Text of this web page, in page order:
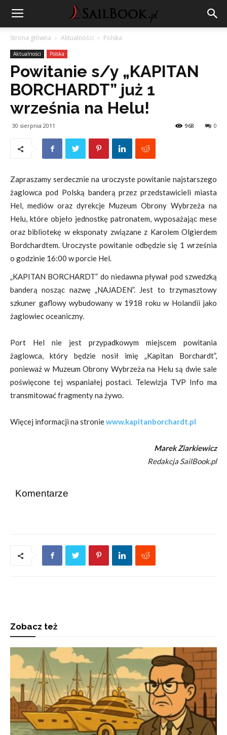
Strona główna Aktualności Polska
Aktualności Polska
Powitanie s/y „KAPITAN
BORCHARDT” już 1
września na Helu!
30 sierpnia 2011 0
968
Zapraszamy serdecznie na uroczyste powitanie najstarszego
żaglowca pod Polską banderą przez przedstawicieli miasta
Hel, mediów oraz dyrekcje Muzeum Obrony Wybrzeża na
Helu, które objeło jednostkę patronatem, wyposażając mese
oraz bibliotekę w eksponaty związane z Karolem Olgierdem
Bordchardtem. Uroczyste powitanie odbędzie się 1 września
o godzinie 16:00 w porcie Hel.
„KAPITAN BORCHARDT” do niedawna pływał pod szwedzką
banderą nosząc nazwę „NAJADEN”. Jest to trzymasztowy
szkuner gaflowy wybudowany w 1918 roku w Holandii jako
żaglowiec oceaniczny.
Port Hel nie jest przypadkowym miejscem powitania
żaglowca, który będzie nosił imię „Kapitan Borchardt”,
ponieważ w Muzeum Obrony Wybrzeża na Helu są dwie sale
poświęcone tej wspaniałej postaci. Telewizja TVP Info ma
transmitować fragmenty na żywo.
Więcej informacji na stroniewww.kapitanborchardt.pl
Marek Ziarkiewicz
Redakcja SailBook.pl
Komentarze
Zobacz też